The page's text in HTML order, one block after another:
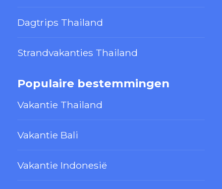
Dagtrips Thailand
Strandvakanties Thailand
Populaire bestemmingen
Vakantie Thailand
Vakantie Bali
Vakantie Indonesië